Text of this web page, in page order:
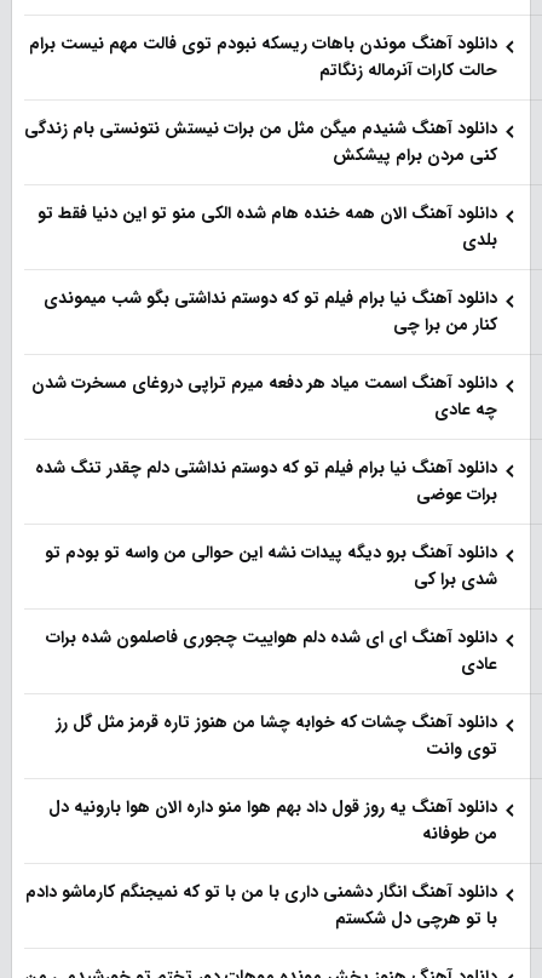
دانلود آهنگ موندن باهات ریسکه نبودم توی فالت مهم نیست برام
حالت کارات آنرماله زنگاتم
دانلود آهنگ شنیدم میگن مثل من برات نیستش نتونستی بام زندگی
کنی مردن برام پیشکش
دانلود آهنگ الان همه خنده هام شده الکی منو تو این دنیا فقط تو
بلدی
دانلود آهنگ نیا برام فیلم تو‌ که دوستم نداشتی بگو شب میموندی
کنار من برا چی
دانلود آهنگ اسمت میاد هر دفعه میرم تراپی دروغای مسخرت شدن
چه عادی
دانلود آهنگ نیا برام فیلم تو‌ که دوستم نداشتی دلم چقدر تنگ شده
برات عوضی
دانلود آهنگ برو دیگه پیدات نشه این حوالی من واسه تو‌ بودم تو
شدی برا کی
دانلود آهنگ ای ای شده دلم هواییت چجوری فاصلمون شده برات
عادی
دانلود آهنگ چشات که خوابه چشا من هنوز تاره قرمز مثل گل رز
توی وانت
دانلود آهنگ یه روز قول داد بهم هوا منو داره الان هوا بارونیه دل
من طوفانه
دانلود آهنگ انگار دشمنی داری با من با تو که نمیجنگم کارماشو دادم
با تو هرچی دل شکستم